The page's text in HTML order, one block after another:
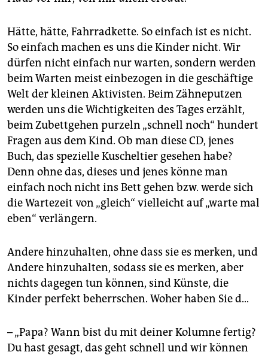
Hätte, hätte, Fahrradkette. So einfach ist es nicht.
So einfach machen es uns die Kinder nicht. Wir
dürfen nicht einfach nur warten, sondern werden
beim Warten meist einbezogen in die geschäftige
Welt der kleinen Aktivisten. Beim Zähneputzen
werden uns die Wichtigkeiten des Tages erzählt,
beim Zubettgehen purzeln „schnell noch“ hundert
Fragen aus dem Kind. Ob man diese CD, jenes
Buch, das spezielle Kuscheltier gesehen habe?
Denn ohne das, dieses und jenes könne man
einfach noch nicht ins Bett gehen bzw. werde sich
die Wartezeit von „gleich“ vielleicht auf „warte mal
eben“ verlängern.
Andere hinzuhalten, ohne dass sie es merken, und
Andere hinzuhalten, sodass sie es merken, aber
nichts dagegen tun können, sind Künste, die
Kinder perfekt beherrschen. Woher haben Sie d...
– „Papa? Wann bist du mit deiner Kolumne fertig?
Du hast gesagt, das geht schnell und wir können